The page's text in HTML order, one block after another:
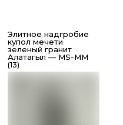
Элитное надгробие
купол мечети
зеленый гранит
Алатагыл — MS-MM
(13)